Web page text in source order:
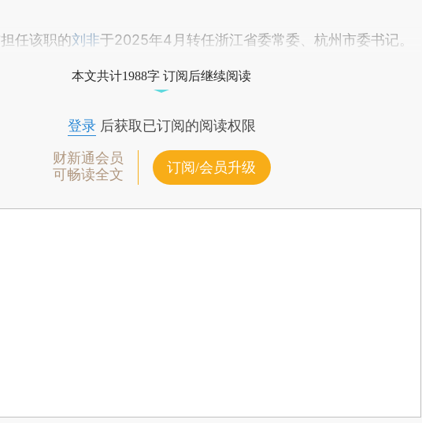
任该职的刘非于2025年4月转任浙江省委常委、杭州市委书记。
本文共计1988字 订阅后继续阅读
登录后获取已订阅的阅读权限
财新通会员
可畅读全文
订阅/会员升级